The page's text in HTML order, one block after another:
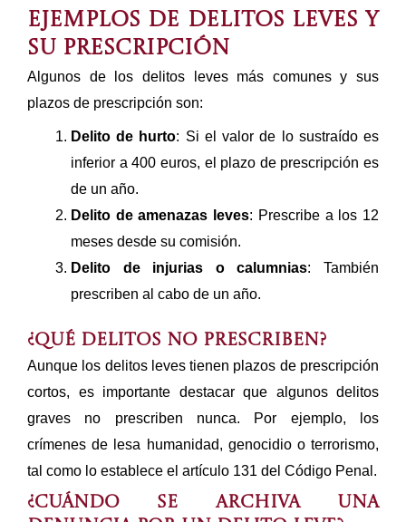
Ejemplos de delitos leves y
su prescripción
Algunos de los delitos leves más comunes y sus
plazos de prescripción son:
Delito de hurto: Si el valor de lo sustraído es
inferior a 400 euros, el plazo de prescripción es
de un año.
Delito de amenazas leves: Prescribe a los 12
meses desde su comisión.
Delito de injurias o calumnias: También
prescriben al cabo de un año.
¿Qué delitos no prescriben?
Aunque los delitos leves tienen plazos de prescripción
cortos, es importante destacar que algunos delitos
graves no prescriben nunca. Por ejemplo, los
crímenes de lesa humanidad, genocidio o terrorismo,
tal como lo establece el artículo 131 del Código Penal.
¿Cuándo se archiva una